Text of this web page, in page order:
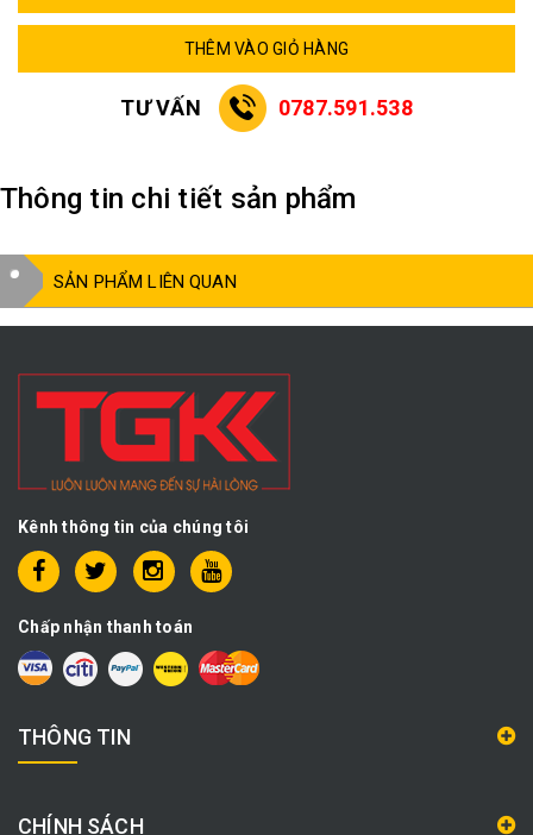
THÊM VÀO GIỎ HÀNG
TƯ VẤN 0787.591.538
Thông tin chi tiết sản phẩm
SẢN PHẨM LIÊN QUAN
Kênh thông tin của chúng tôi
Chấp nhận thanh toán
THÔNG TIN
CHÍNH SÁCH